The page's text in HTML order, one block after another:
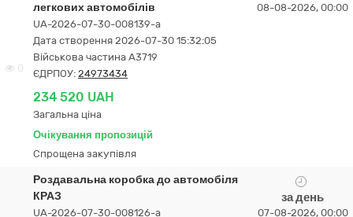
0
легкових автомобілів
UA-2026-07-30-008139-a
Дата створення 2026-07-30 15:32:05
Військова частина А3719
ЄДРПОУ: 24973434
234 520 UAH
Загальна ціна
Очікування пропозицій
Спрощена закупівля
08-08-2026, 00:00
Роздавальна коробка до автомобіля
КРАЗ
UA-2026-07-30-008126-a
за день
07-08-2026, 00:00